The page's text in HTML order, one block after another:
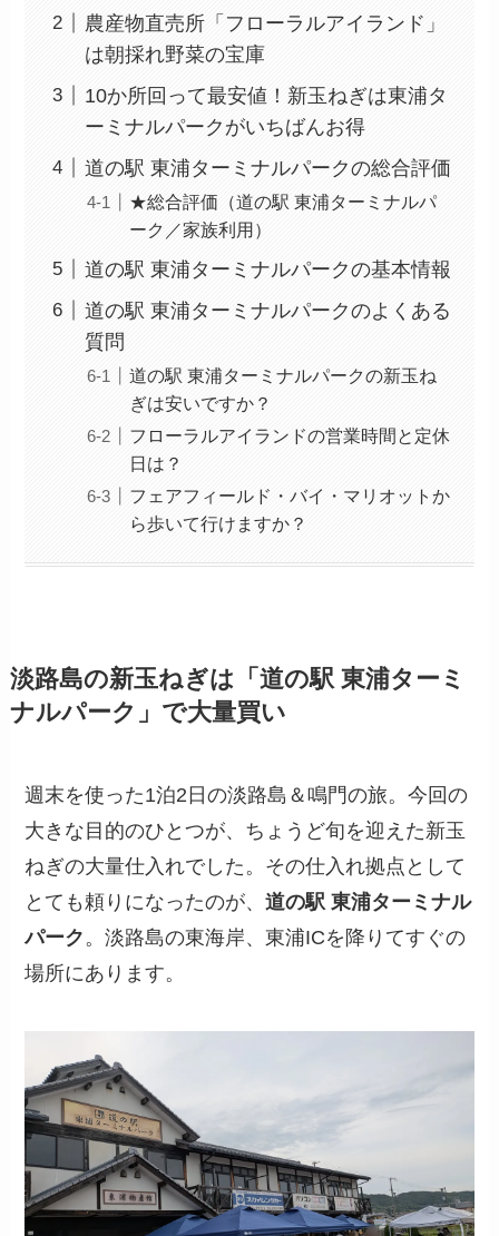
農産物直売所「フローラルアイランド」
は朝採れ野菜の宝庫
10か所回って最安値！新玉ねぎは東浦タ
ーミナルパークがいちばんお得
道の駅 東浦ターミナルパークの総合評価
★総合評価（道の駅 東浦ターミナルパ
ーク／家族利用）
道の駅 東浦ターミナルパークの基本情報
道の駅 東浦ターミナルパークのよくある
質問
道の駅 東浦ターミナルパークの新玉ね
ぎは安いですか？
フローラルアイランドの営業時間と定休
日は？
フェアフィールド・バイ・マリオットか
ら歩いて行けますか？
淡路島の新玉ねぎは「道の駅 東浦ターミ
ナルパーク」で大量買い
週末を使った1泊2日の淡路島＆鳴門の旅。今回の
大きな目的のひとつが、ちょうど旬を迎えた新玉
ねぎの大量仕入れでした。その仕入れ拠点として
とても頼りになったのが、道の駅 東浦ターミナル
パーク。淡路島の東海岸、東浦ICを降りてすぐの
場所にあります。